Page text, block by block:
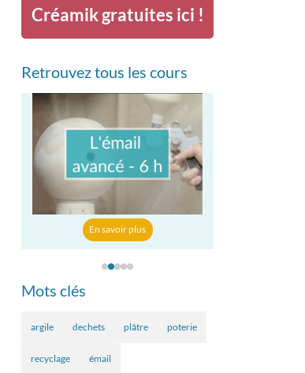
Créamik gratuites ici !
Retrouvez tous les cours
En savoir plus
Mots clés
argile dechets plâtre poterie
recyclage émail